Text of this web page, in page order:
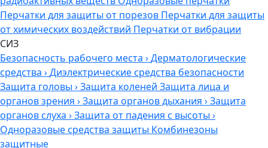
Перчатки для защиты от порезов Перчатки для защиты
от химических воздействий Перчатки от вибрации
СИЗ
Безопасность рабочего места ›Дерматологические
средства ›Диэлектрические средства безопасности
Защита головы ›Защита коленей Защита лица и
органов зрения ›Защита органов дыхания ›Защита
органов слуха ›Защита от падения с высоты ›
Одноразовые средства защиты Комбинезоны
защитные